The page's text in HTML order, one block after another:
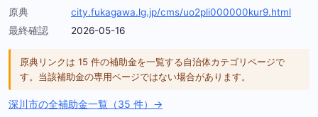
原典
city.fukagawa.lg.jp/cms/uo2pli000000kur9.html
最終確認
2026-05-16
原典リンクは 15 件の補助金を一覧する自治体カテゴリページで
す。当該補助金の専用ページではない場合があります。
深川市の全補助金一覧（35 件）→